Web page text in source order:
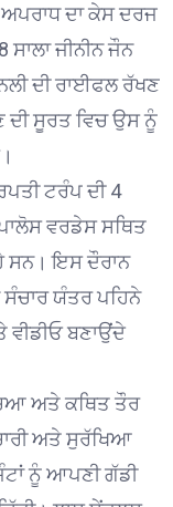
ਅਪਰਾਧ ਦਾ ਕੇਸ ਦਰਜ
ਜੀਨੀਨ ਜੌਨ
ਦੀ ਰਾਈਫਲ ਰੱਖਣ
ਸੂਰਤ ਵਿਚ ਉਸ ਨੂੰ
ਟਰੰਪ ਦੀ 4
ਵਰਡੇਸ ਸਥਿਤ
ਸਨ। ਇਸ ਦੌਰਾਨ
ਯੰਤਰ ਪਹਿਨੇ
ਬਣਾਉਂਦੇ
ਅਤੇ ਕਥਿਤ ਤੌਰ
ਅਤੇ ਸੁਰੱਖਿਆ
ਨੂੰ ਆਪਣੀ ਗੱਡੀ